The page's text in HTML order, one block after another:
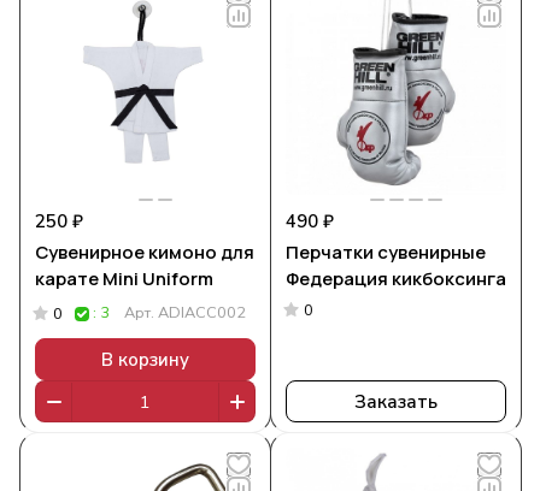
250 ₽
Сувенирное кимоно для
карате Mini Uniform
0 : 3 Арт. ADIACC002
В корзину
490 ₽
Перчатки сувенирные
Федерация кикбоксинга
0
Заказать